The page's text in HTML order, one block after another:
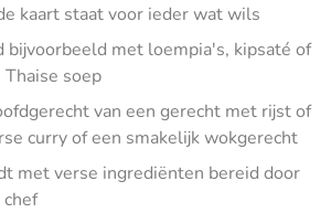
kaart staat voor ieder wat wils
bijvoorbeeld met loempia's, kipsaté of
soep
van een gerecht met rijst of
curry of een smakelijk wokgerecht
met verse ingrediënten bereid door